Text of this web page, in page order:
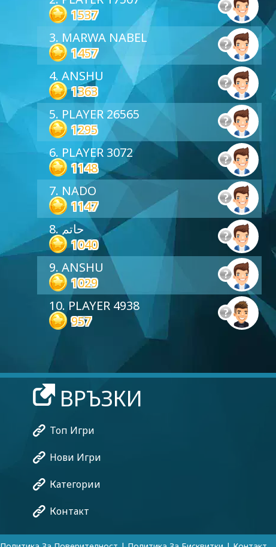
1537
3. MARWA NABEL
1457
4. ANSHU
1363
5. PLAYER 26565
1295
6. PLAYER 3072
1148
7. NADO
1147
8. حاتم
1040
9. ANSHU
1029
10. PLAYER 4938
957
ВРЪЗКИ
Топ Игри
Нови Игри
Категории
Контакт